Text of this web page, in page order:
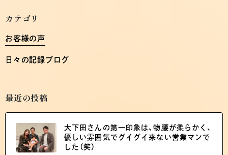
カテゴリ
お客様の声
日々の記録ブログ
最近の投稿
大下田さんの第一印象は、物腰が柔らかく、
優しい雰囲気でグイグイ来ない営業マンで
した（笑）